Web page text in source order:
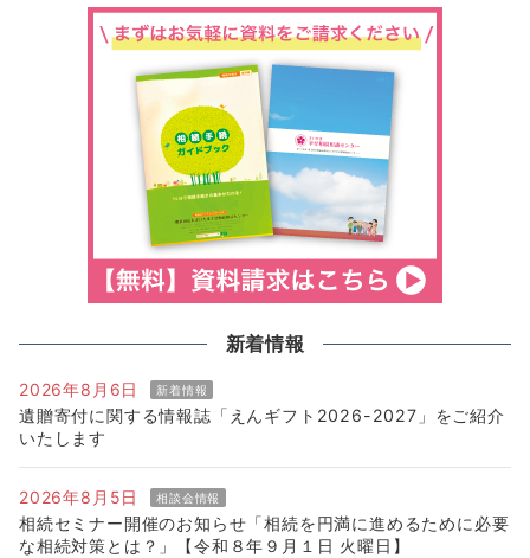
新着情報
2026年8月6日 新着情報
遺贈寄付に関する情報誌「えんギフト2026-2027」をご紹介
いたします
2026年8月5日 相談会情報
相続セミナー開催のお知らせ「相続を円満に進めるために必要
な相続対策とは？」【令和８年９月１日 火曜日】